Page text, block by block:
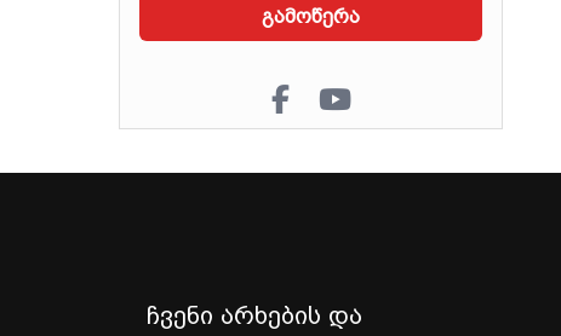
გამოწერა
ჩვენი არხების და